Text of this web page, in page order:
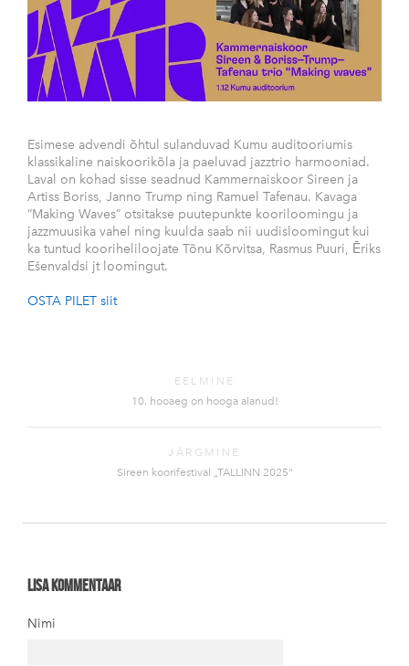
Esimese advendi õhtul sulanduvad Kumu auditooriumis
klassikaline naiskoorikõla ja paeluvad jazztrio harmooniad.
Laval on kohad sisse seadnud Kammernaiskoor Sireen ja
Artiss Boriss, Janno Trump ning Ramuel Tafenau. Kavaga
“Making Waves” otsitakse puutepunkte kooriloomingu ja
jazzmuusika vahel ning kuulda saab nii uudisloomingut kui
ka tuntud kooriheliloojate Tõnu Kõrvitsa, Rasmus Puuri, Ēriks
Ešenvaldsi jt loomingut.
OSTA PILET siit
EELMINE
10. hooaeg on hooga alanud!
JÄRGMINE
Sireen koorifestival „TALLINN 2025“
Lisa kommentaar
Nimi